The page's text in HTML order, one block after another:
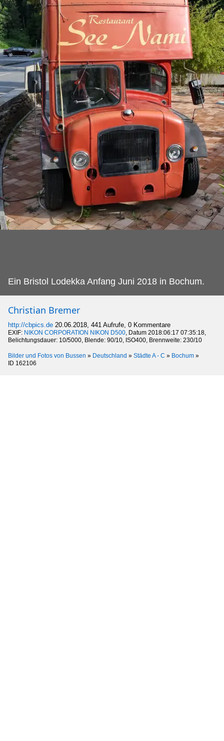
Ein Bristol Lodekka Anfang Juni 2018 in Bochum.
Christian Bremer
http://cbpics.de 20.06.2018, 441 Aufrufe, 0 Kommentare
EXIF: NIKON CORPORATION NIKON D500, Datum 2018:06:17 07:35:18,
Belichtungsdauer: 10/5000, Blende: 90/10, ISO400, Brennweite: 230/10
Bilder und Fotos von Bussen » Deutschland » Städte A - C » Bochum »
ID 162106